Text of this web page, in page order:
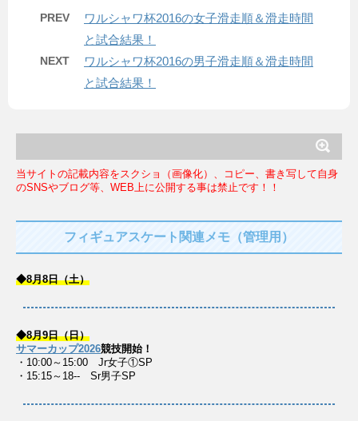
PREV
ワルシャワ杯2016の女子滑走順＆滑走時間
と試合結果！
NEXT
ワルシャワ杯2016の男子滑走順＆滑走時間
と試合結果！
当サイトの記載内容をスクショ（画像化）、コピー、書き写して自身
のSNSやブログ等、WEB上に公開する事は禁止です！！
フィギュアスケート関連メモ（管理用）
◆8月8日（土）
◆8月9日（日）
サマーカップ2026競技開始！
・10:00～15:00 Jr女子①SP
・15:15～18-- Sr男子SP